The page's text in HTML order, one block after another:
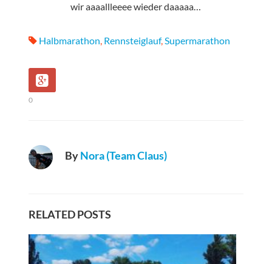
wir aaaallleeee wieder daaaaa…
Halbmarathon, Rennsteiglauf,Supermarathon
0
ByNora (Team Claus)
RELATED POSTS